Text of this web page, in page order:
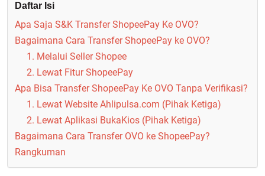
Daftar Isi
Apa Saja S&K Transfer ShopeePay Ke OVO?
Bagaimana Cara Transfer ShopeePay ke OVO?
1. Melalui Seller Shopee
2. Lewat Fitur ShopeePay
Apa Bisa Transfer ShopeePay Ke OVO Tanpa Verifikasi?
1. Lewat Website Ahlipulsa.com (Pihak Ketiga)
2. Lewat Aplikasi BukaKios (Pihak Ketiga)
Bagaimana Cara Transfer OVO ke ShopeePay?
Rangkuman